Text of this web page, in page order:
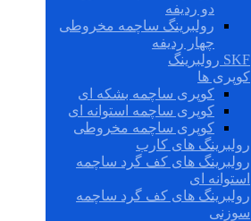
دو ردیفه
رولبرینگ ساچمه مخروطی
چهار ردیفه
SKF رولبرینگ
کوپری ها
کوپری ساچمه بشکه ای
کوپری ساچمه استوانه ای
کوپری ساچمه مخروطی
رولبرینگ های کارب
رولبرینگ های کف گرد ساچمه
استوانه ای
رولبرینگ های کف گرد ساچمه
سوزنی